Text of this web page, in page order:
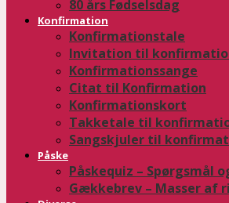
80 års Fødselsdag
Konfirmation
Konfirmationstale
Invitation til
Konfirmationssange
Citat til Konfirmation
Konfirmationskort
Takketale til
Sangskjuler til
Påske
Påskequiz – Spørgsmål
Gækkebrev – Masser af